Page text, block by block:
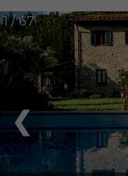
1 / 67
❮